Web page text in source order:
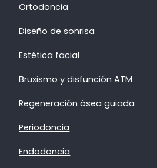
Ortodoncia
Diseño de sonrisa
Estética facial
Bruxismo y disfunción ATM
Regeneración ósea guiada
Periodoncia
Endodoncia